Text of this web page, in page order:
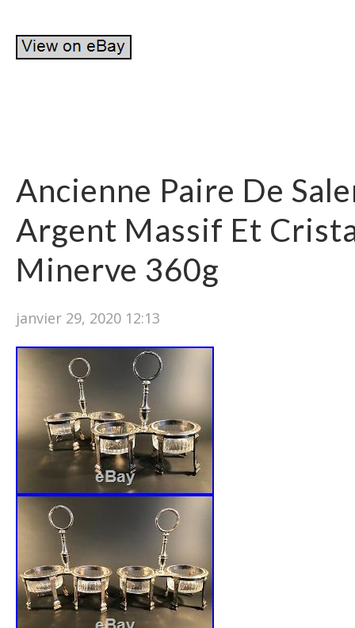
Ancienne Paire De
Argent Massif Et
Minerve 360g
janvier 29, 2020 12:13